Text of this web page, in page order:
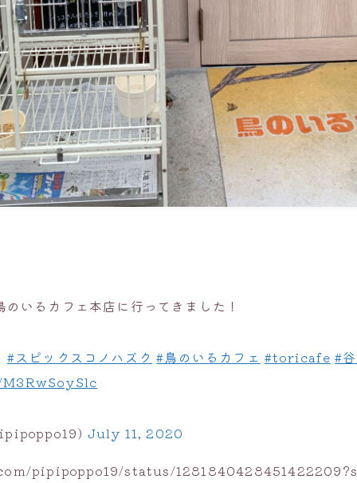
いるカフェ本店に行ってきました！
#スピックスコノハズク #鳥のいるカフェ #toricafe #
July 11, 2020
pipipoppo19/status/